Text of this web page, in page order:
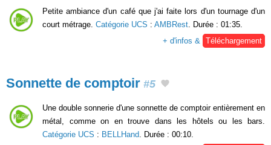
Petite ambiance d'un café que j'ai faite lors d'un tournage d'un
court métrage. Catégorie UCS : AMBRest. Durée : 01:35.
+ d'infos & Téléchargement
Sonnette de comptoir #5
Une double sonnerie d'une sonnette de comptoir entièrement en
métal, comme on en trouve dans les hôtels ou les bars.
Catégorie UCS : BELLHand . Durée : 00:10.